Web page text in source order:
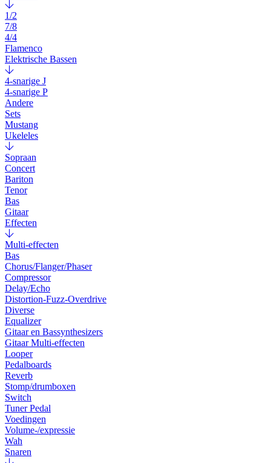
1/2
7/8
4/4
Flamenco
Elektrische Bassen
4-snarige J
4-snarige P
Andere
Sets
Mustang
Ukeleles
Sopraan
Concert
Bariton
Tenor
Bas
Gitaar
Effecten
Multi-effecten
Bas
Chorus/Flanger/Phaser
Compressor
Delay/Echo
Distortion-Fuzz-Overdrive
Diverse
Equalizer
Gitaar en Bassynthesizers
Gitaar Multi-effecten
Looper
Pedalboards
Reverb
Stomp/drumboxen
Switch
Tuner Pedal
Voedingen
Volume-/expressie
Wah
Snaren